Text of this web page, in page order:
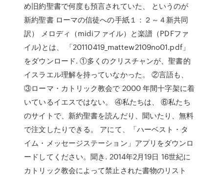
め旧約聖書で何度も預言されていた、 というのが
新約聖書 ローマの信徒への手紙１：２～４新共同
訳） メロディ（midiファイル）と楽譜（PDFファ
イル)とは、 「20110419_mattew2109no01.pdf」
をダウンロード. ①多くのクリスチャンが、聖書的
イスラエル理解を持っていなかった。 ②言語も、
③ローマ・カトリック教会で 2000 年間十字架に着
いているイエスではない。 ④私たちは、 ⑥私たち
のサイトで、新約聖書を読んだり、聞いたり、無料
で注文したりできる。 アにて、「ハーベスト・タ
イム・メッセージステーション」アプリをダウンロ
ードしてください。聞き. 2014年2月19日 16世紀に
カトリック教会によって禁止された書物のリスト